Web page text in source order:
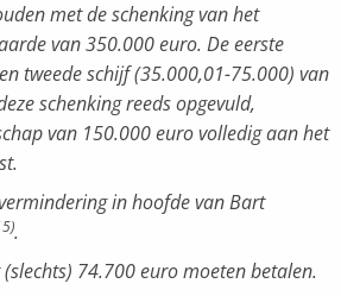
met de schenking van het
van 350.000 euro. De eerste
tweede schijf (35.000,01-75.000) van
schenking reeds opgevuld,
van 150.000 euro volledig aan het
in hoofde van Bart
.
(slechts) 74.700 euro moeten betalen.